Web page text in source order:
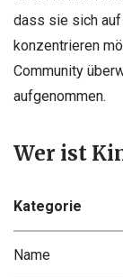
dass sie sich
konzentrieren
Community
aufgenommen.
Wer ist
Kategorie
Name